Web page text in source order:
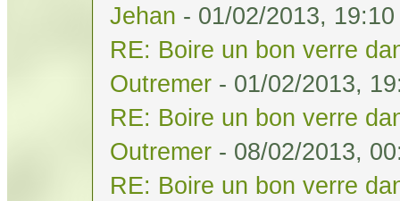
Jehan - 01/02/2013, 19:10
RE: Boire un bon verre
Outremer - 01/02/2013,
RE: Boire un bon verre
Outremer - 08/02/2013,
RE: Boire un bon verre